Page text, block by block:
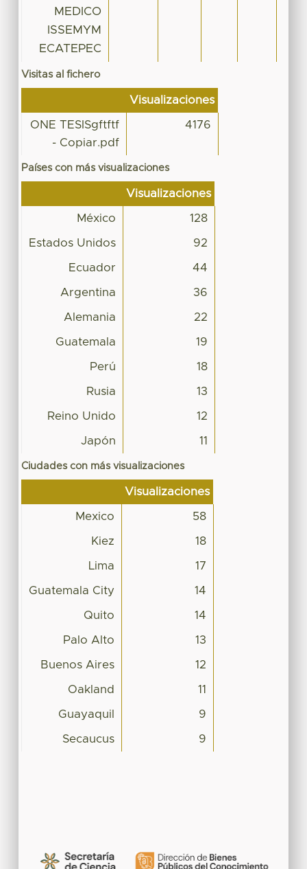
MEDICO
ISSEMYM
ECATEPEC
Visitas al fichero
Visualizaciones
ONE TESISgftftf
- Copiar.pdf
4176
Países con más visualizaciones
Visualizaciones
México 128
Estados Unidos 92
Ecuador 44
Argentina 36
Alemania 22
Guatemala 19
Perú 18
Rusia 13
Reino Unido 12
Japón 11
Ciudades con más visualizaciones
Visualizaciones
Mexico 58
Kiez 18
Lima 17
Guatemala City 14
Quito 14
Palo Alto 13
Buenos Aires 12
Oakland 11
Guayaquil 9
Secaucus 9